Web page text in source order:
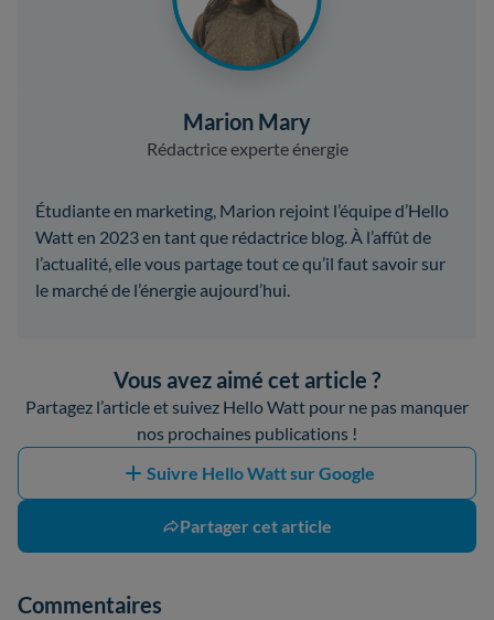
Marion Mary
Rédactrice experte énergie
Étudiante en marketing, Marion rejoint l’équipe d’Hello
Watt en 2023 en tant que rédactrice blog. À l’affût de
l’actualité, elle vous partage tout ce qu’il faut savoir sur
le marché de l’énergie aujourd’hui.
Vous avez aimé cet article ?
Partagez l’article et suivez Hello Watt pour ne pas manquer
nos prochaines publications !
Suivre Hello Watt sur Google
Partager cet article
Commentaires